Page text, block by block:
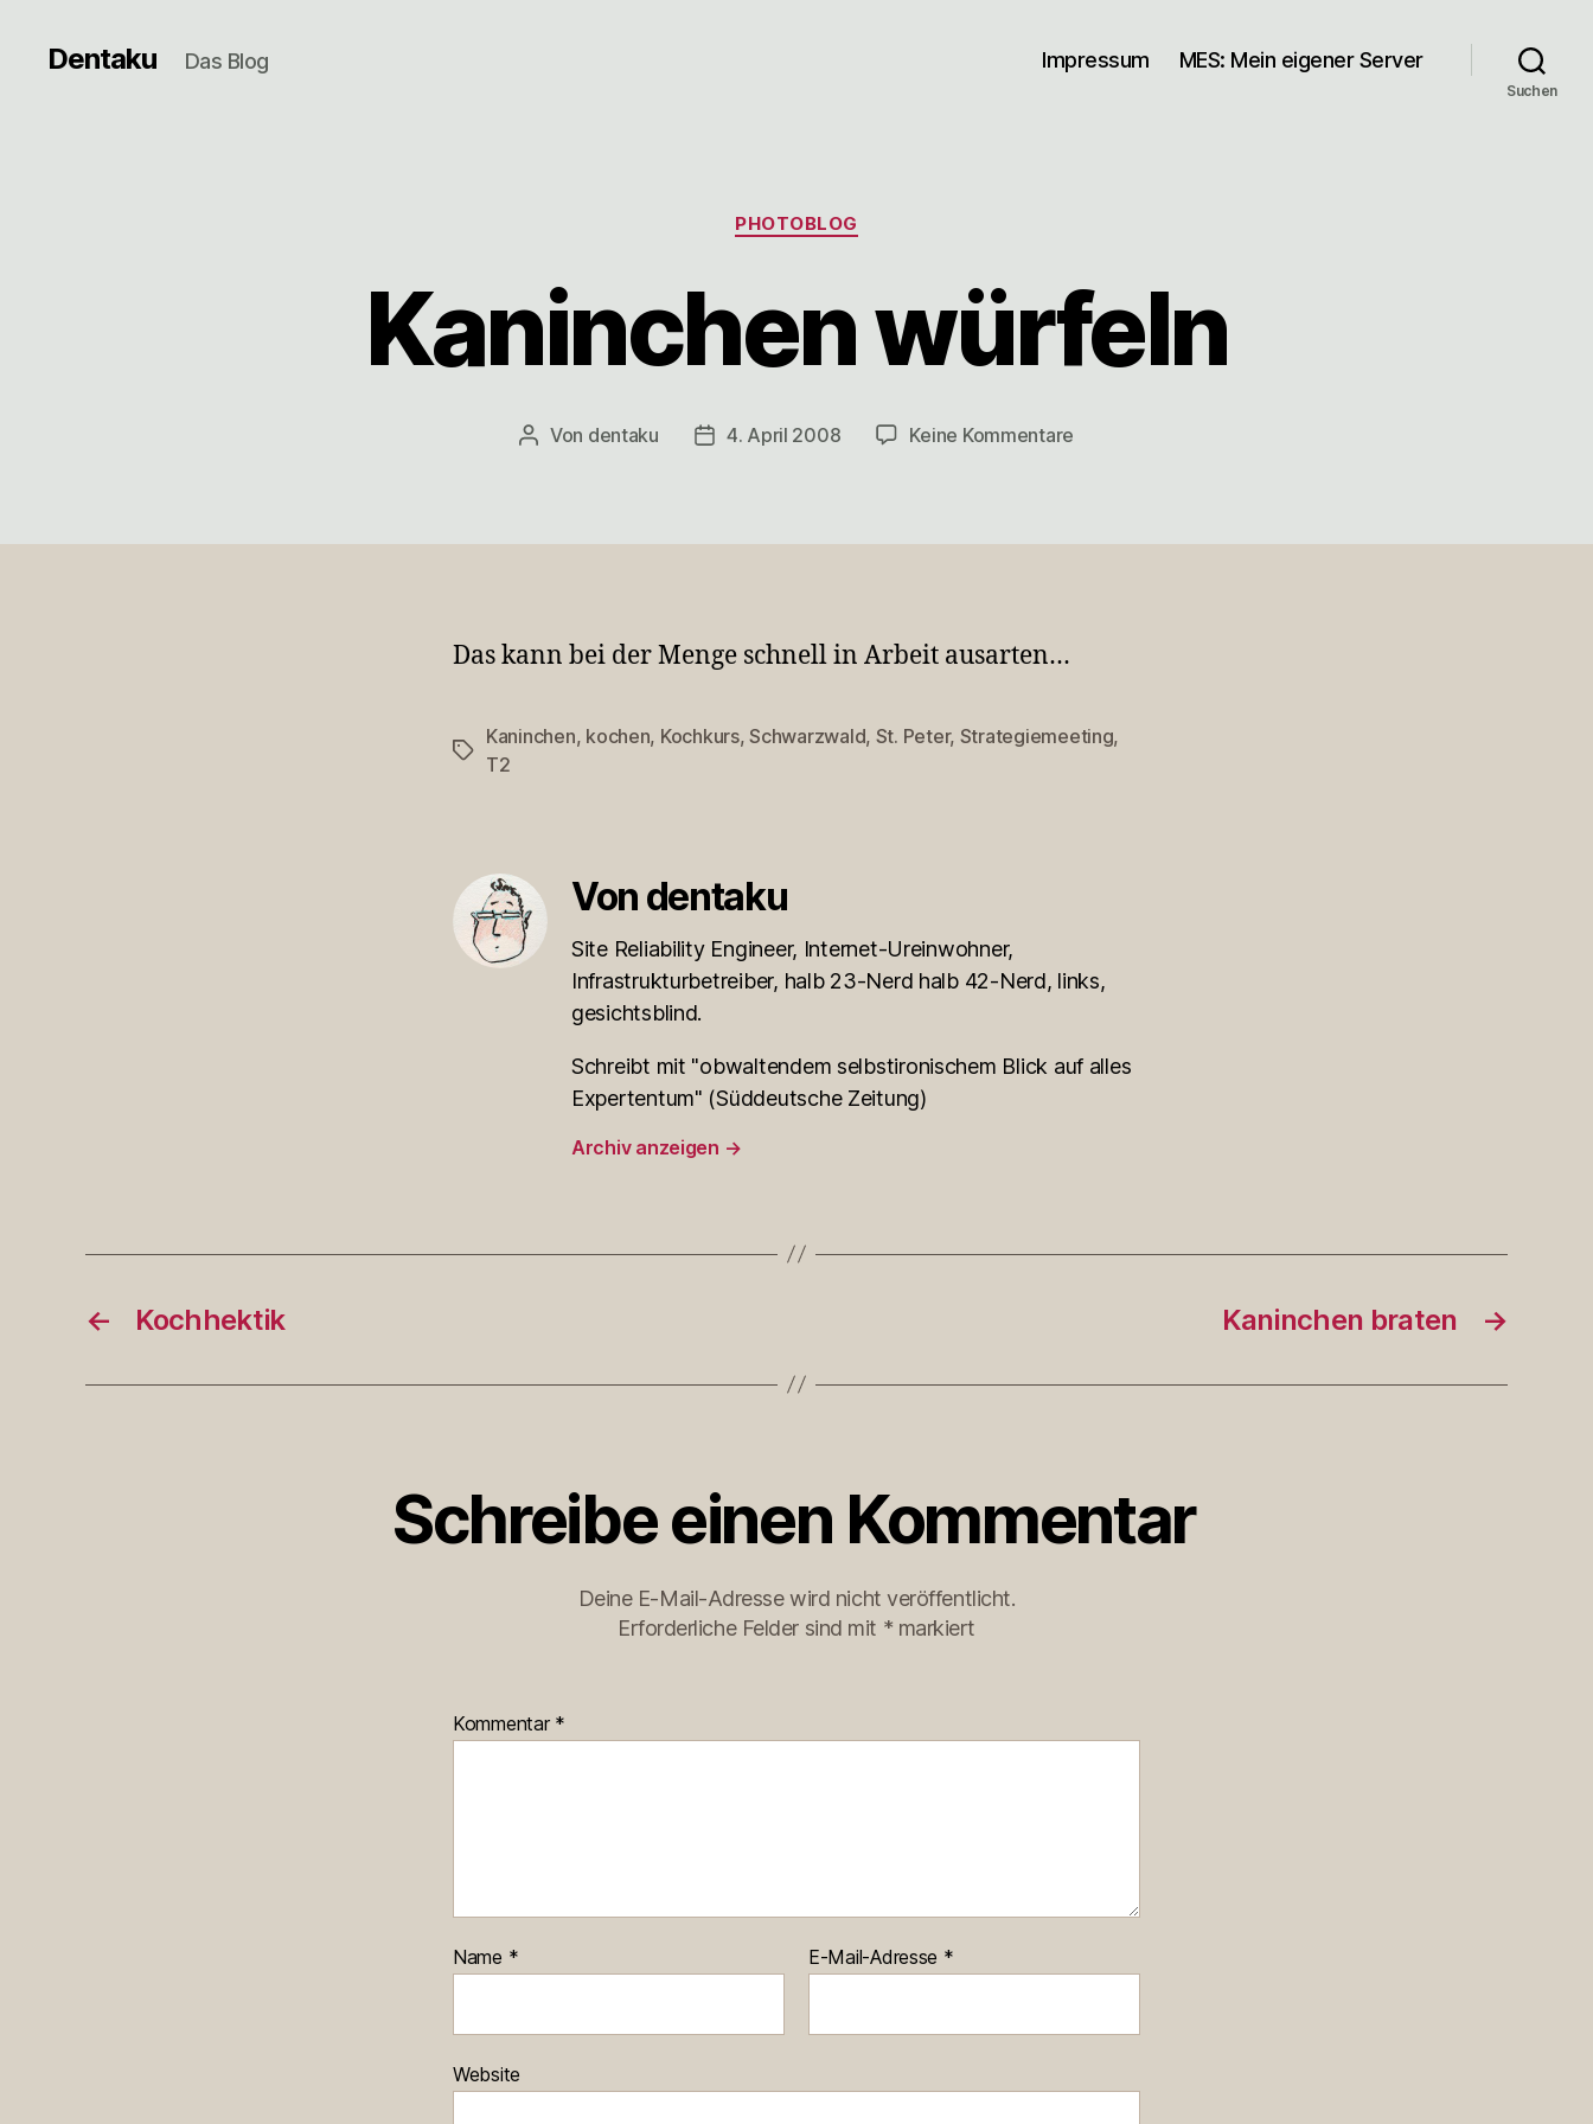
Dentaku Das Blog Impressum MES: Mein eigener Server
Suchen
Kategorien
PHOTOBLOG
Kaninchen würfeln
Beitragsautor
Von dentaku Veröffentlichungsdatum
4. April 2008 Keine Kommentare
Das kann bei der Menge schnell in Arbeit ausarten…
Schlagwörter
Kaninchen, kochen, Kochkurs,Schwarzwald, St. Peter, Strategiemeeting,
T2
Von dentaku
Site Reliability Engineer, Internet-Ureinwohner,
Infrastrukturbetreiber, halb 23-Nerd halb 42-Nerd, links,
gesichtsblind.
Schreibt mit "obwaltendem selbstironischem Blick auf alles
Expertentum" (Süddeutsche Zeitung)
Archiv anzeigen →
← Kochhektik →
Kaninchen braten
Schreibe einen Kommentar
Deine E-Mail-Adresse wird nicht veröffentlicht.
Erforderliche Felder sind mit * markiert
Kommentar *
Name * E-Mail-Adresse *
Website